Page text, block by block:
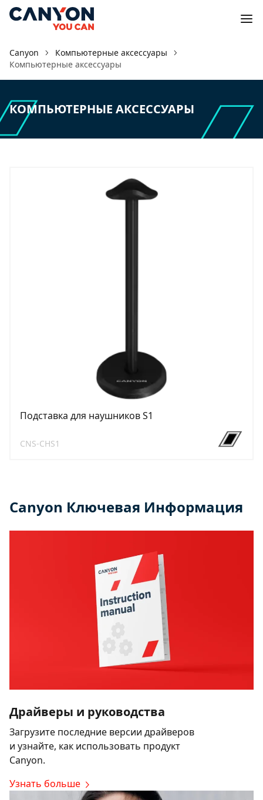
Canyon
Компьютерные аксессуары
Компьютерные аксессуары
КОМПЬЮТЕРНЫЕ АКСЕССУАРЫ
Подставка для наушников S1
CNS-CHS1
Canyon Ключевая Информация
Драйверы и руководства
Загрузите последние версии драйверов
и узнайте, как использовать продукт
Canyon.
Узнать больше